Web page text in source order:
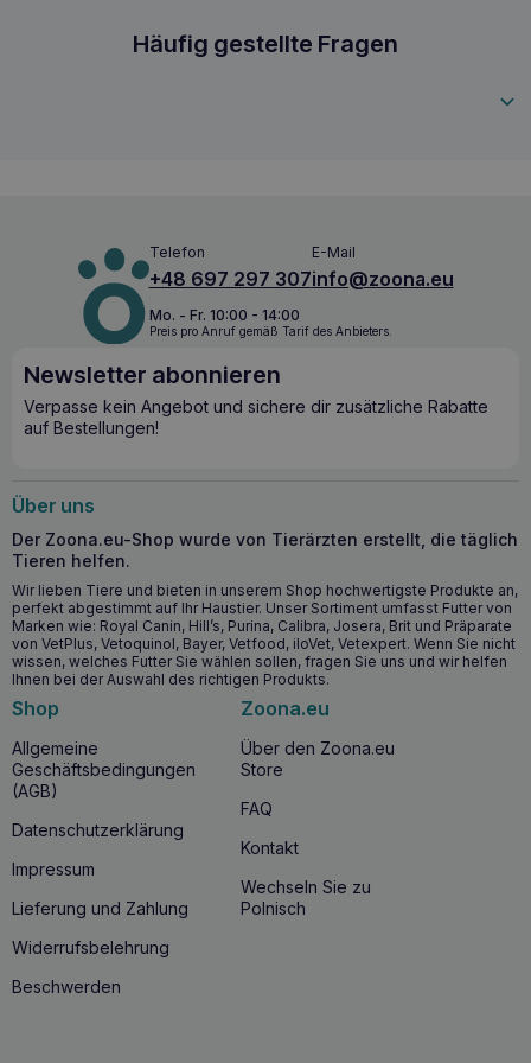
Chewies ist reines Fleisch in seiner natürlichen Form. Durch
schonende Trocknung bleibt die Qualität der
CHEWIES Rinderfleischstreifen 150g
Häufig gestellte Fragen
Telefon
+48 697 297 307
E-Mail
info@zoona.eu
Mo. - Fr. 10:00 - 14:00
Preis pro Anruf gemäß Tarif des Anbieters.
Newsletter abonnieren
Verpasse kein Angebot und sichere dir zusätzliche Rabatte
auf Bestellungen!
Über uns
Der Zoona.eu-Shop wurde von Tierärzten erstellt, die täglich
Tieren helfen.
Wir lieben Tiere und bieten in unserem Shop hochwertigste Produkte an,
perfekt abgestimmt auf Ihr Haustier. Unser Sortiment umfasst Futter von
Marken wie: Royal Canin, Hill’s, Purina, Calibra, Josera, Brit und Präparate
von VetPlus, Vetoquinol, Bayer, Vetfood, iloVet, Vetexpert. Wenn Sie nicht
wissen, welches Futter Sie wählen sollen, fragen Sie uns und wir helfen
Ihnen bei der Auswahl des richtigen Produkts.
Shop
Allgemeine
Geschäftsbedingungen
(AGB)
Datenschutzerklärung
Impressum
Lieferung und Zahlung
Widerrufsbelehrung
Beschwerden
Zoona.eu
Über den Zoona.eu
Store
FAQ
Kontakt
Wechseln Sie zu
Polnisch